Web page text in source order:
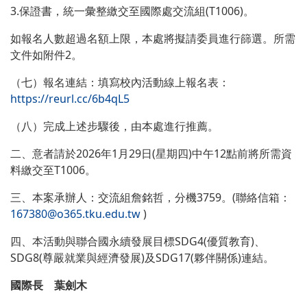
3.保證書，統一彙整繳交至國際處交流組(T1006)。
如報名人數超過名額上限，本處將擬請委員進行篩選。所需
文件如附件2。
（七）報名連結：填寫校內活動線上報名表：
https://reurl.cc/6b4qL5
（八）完成上述步驟後，由本處進行推薦。
二、意者請於2026年1月29日(星期四)中午12點前將所需資
料繳交至T1006。
三、本案承辦人：交流組詹銘哲，分機3759。(聯絡信箱：
167380@o365.tku.edu.tw)
四、本活動與聯合國永續發展目標SDG4(優質教育)、
SDG8(尊嚴就業與經濟發展)及SDG17(夥伴關係)連結。
國際長 葉劍木